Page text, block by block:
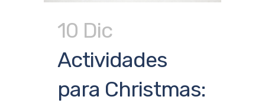
10 Dic
Actividades
para Christmas: